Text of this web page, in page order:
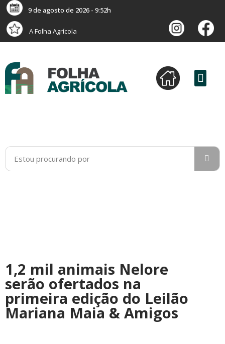
9 de agosto de 2026 - 9:52h
A Folha Agrícola
1,2 mil animais Nelore
serão ofertados na
primeira edição do Leilão
Mariana Maia & Amigos